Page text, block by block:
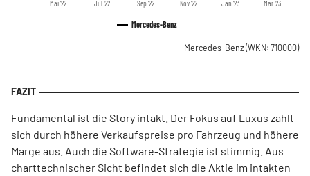
Mercedes-Benz
Mai '22 Jul '22 Sep '22 Nov '22 Jan '23 Mär '23
Mercedes-Benz (WKN: 710000)
Fundamental ist die Story intakt. Der Fokus auf Luxus zahlt
sich durch höhere Verkaufspreise pro Fahrzeug und höhere
Marge aus. Auch die Software-Strategie ist stimmig. Aus
charttechnischer Sicht befindet sich die Aktie im intakten